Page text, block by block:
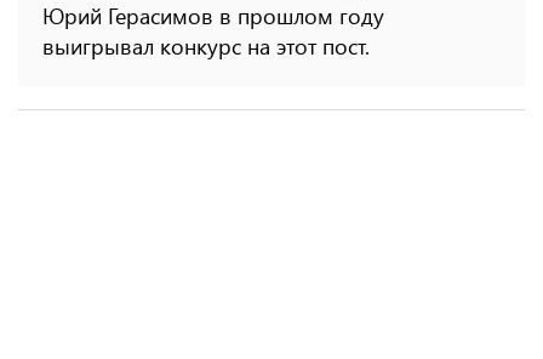
Юрий Герасимов в прошлом году
выигрывал конкурс на этот пост.